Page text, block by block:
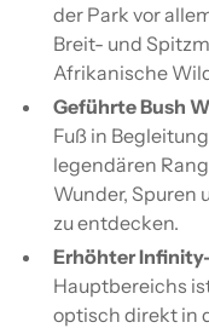
der Park vor
Breit- und
Afrikanische
Geführte Bush
Fuß in
legendären
Wunder, Spuren
zu entdecken.
Erhöhter
Hauptbereichs
optisch direkt in